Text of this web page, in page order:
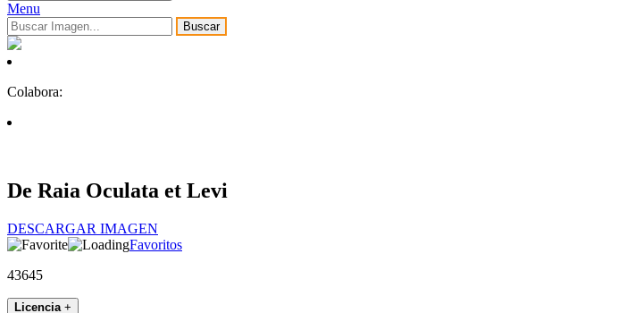
Menu
Buscar
Colabora:
De Raia Oculata et Levi
DESCARGAR IMAGEN
Favoritos
43645
Licencia +